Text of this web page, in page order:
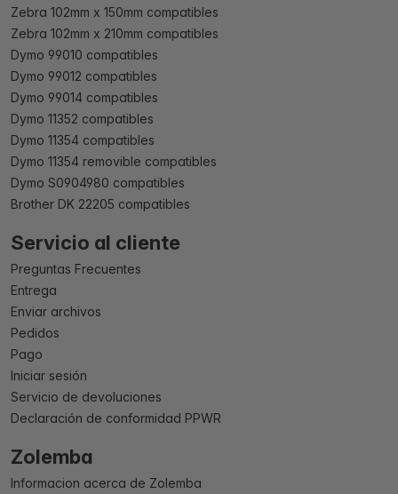
Zebra 102mm x 150mm compatibles
Zebra 102mm x 210mm compatibles
Dymo 99010 compatibles
Dymo 99012 compatibles
Dymo 99014 compatibles
Dymo 11352 compatibles
Dymo 11354 compatibles
Dymo 11354 removible compatibles
Dymo S0904980 compatibles
Brother DK 22205 compatibles
Servicio al cliente
Preguntas Frecuentes
Entrega
Enviar archivos
Pedidos
Pago
Iniciar sesión
Servicio de devoluciones
Declaración de conformidad PPWR
Zolemba
Informacion acerca de Zolemba